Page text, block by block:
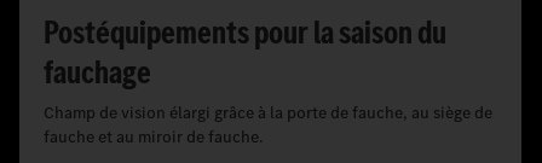
Postéquipements pour la saison du
fauchage
Champ de vision élargi grâce à la porte de fauche, au siège de
fauche et au miroir de fauche.